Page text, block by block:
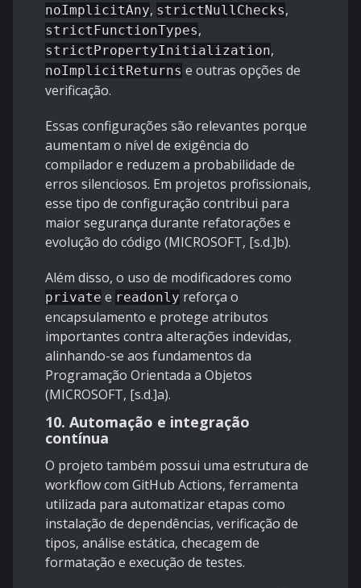
noImplicitAny, strictNullChecks,
strictFunctionTypes,
strictPropertyInitialization,
noImplicitReturns e outras opções de
verificação.
Essas configurações são relevantes porque
aumentam o nível de exigência do
compilador e reduzem a probabilidade de
erros silenciosos. Em projetos profissionais,
esse tipo de configuração contribui para
maior segurança durante refatorações e
evolução do código (MICROSOFT, [s.d.]b).
Além disso, o uso de modificadores como
private e readonly reforça o
encapsulamento e protege atributos
importantes contra alterações indevidas,
alinhando-se aos fundamentos da
Programação Orientada a Objetos
(MICROSOFT, [s.d.]a).
10. Automação e integração
contínua
O projeto também possui uma estrutura de
workflow com GitHub Actions, ferramenta
utilizada para automatizar etapas como
instalação de dependências, verificação de
tipos, análise estática, checagem de
formatação e execução de testes.